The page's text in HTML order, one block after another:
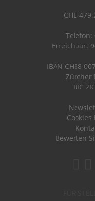
CHE-
Telefon:
Erreichbar:
IBAN CH88
Zürcher
BIC
Bewerten